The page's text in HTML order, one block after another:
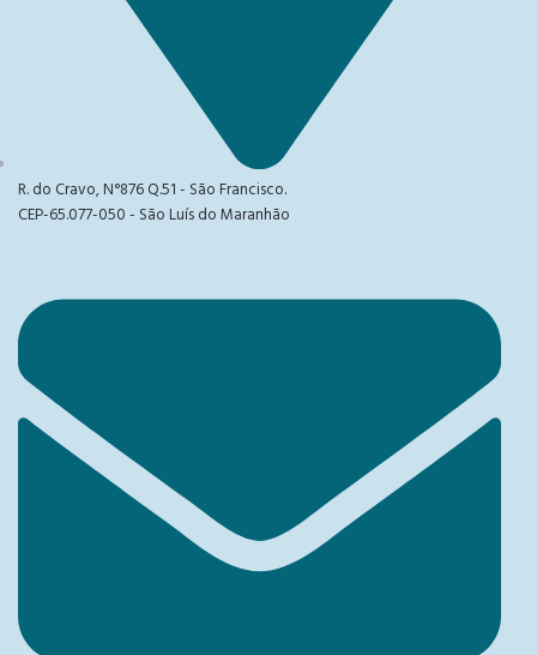
R. do Cravo, N°876 Q.51 - São Francisco.
CEP-65.077-050 - São Luís do Maranhão